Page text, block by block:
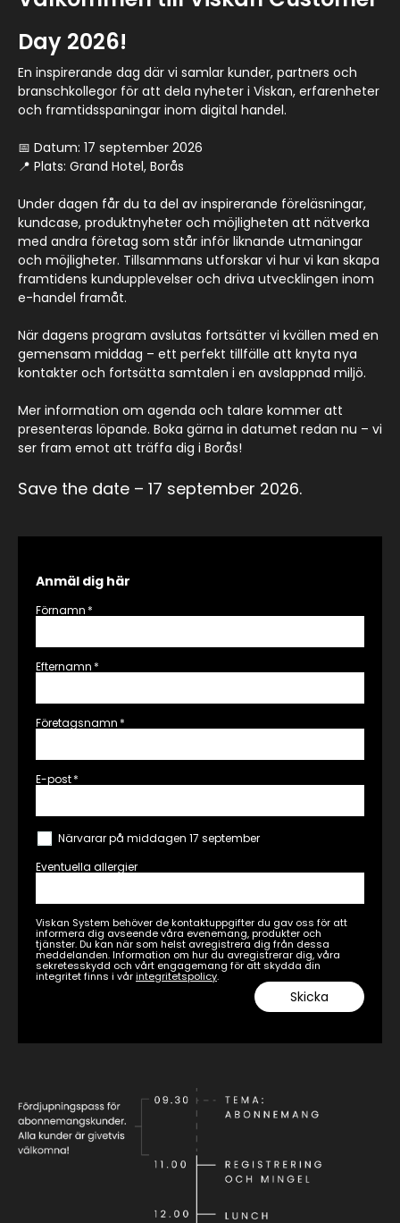
Day 2026!
En inspirerande dag där vi samlar kunder, partners och
branschkollegor för att dela nyheter i Viskan, erfarenheter
och framtidsspaningar inom digital handel.
📅 Datum: 17 september 2026
📍 Plats: Grand Hotel, Borås
Under dagen får du ta del av inspirerande föreläsningar,
kundcase, produktnyheter och möjligheten att nätverka
med andra företag som står inför liknande utmaningar
och möjligheter. Tillsammans utforskar vi hur vi kan skapa
framtidens kundupplevelser och driva utvecklingen inom
e-handel framåt.
När dagens program avslutas fortsätter vi kvällen med en
gemensam middag – ett perfekt tillfälle att knyta nya
kontakter och fortsätta samtalen i en avslappnad miljö.
Mer information om agenda och talare kommer att
presenteras löpande. Boka gärna in datumet redan nu – vi
ser fram emot att träffa dig i Borås!
Save the date – 17 september 2026.
Anmäl dig här
Förnamn *
Efternamn *
Företagsnamn *
E-post*
Närvarar på middagen 17 september
Eventuella allergier
Viskan System behöver de kontaktuppgifter du gav oss för att
informera dig avseende våra evenemang, produkter och
tjänster. Du kan när som helst avregistrera dig från dessa
meddelanden. Information om hur du avregistrerar dig, våra
sekretesskydd och vårt engagemang för att skydda din
integritet finns i vårintegritetspolicy.